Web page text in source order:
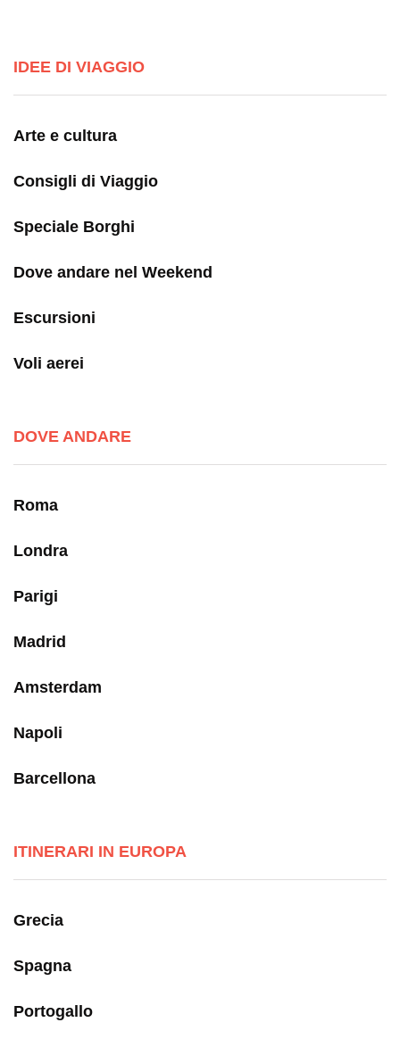
IDEE DI VIAGGIO
Arte e cultura
Consigli di Viaggio
Speciale Borghi
Dove andare nel Weekend
Escursioni
Voli aerei
DOVE ANDARE
Roma
Londra
Parigi
Madrid
Amsterdam
Napoli
Barcellona
ITINERARI IN EUROPA
Grecia
Spagna
Portogallo